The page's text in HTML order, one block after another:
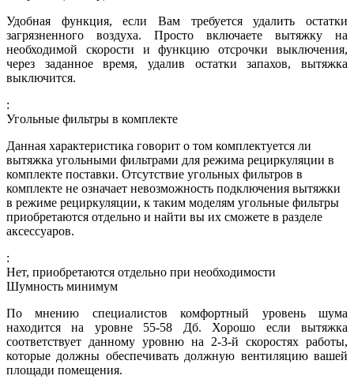
Удобная функция, если Вам требуется удалить остатки
загрязненного воздуха. Просто включаете вытяжку на
необходимой скорости и функцию отсрочки выключения,
через заданное время, удалив остатки запахов, вытяжка
выключится.
:
Угольные фильтры в комплекте
Данная характеристика говорит о том комплектуется ли
вытяжка угольными фильтрами для режима рециркуляции в
комплекте поставки. Отсутствие угольных фильтров в
комплекте не означает невозможность подключения вытяжки
в режиме рециркуляции, к таким моделям угольные фильтры
приобретаются отдельно и найти вы их сможете в разделе
аксессуаров.
:
Нет, приобретаются отдельно при необходимости
Шумность минимум
По мнению специалистов комфортный уровень шума
находится на уровне 55-58 Дб. Хорошо если вытяжка
соответствует данному уровню на 2-3-й скоростях работы,
которые должны обеспечивать должную вентиляцию вашей
площади помещения.